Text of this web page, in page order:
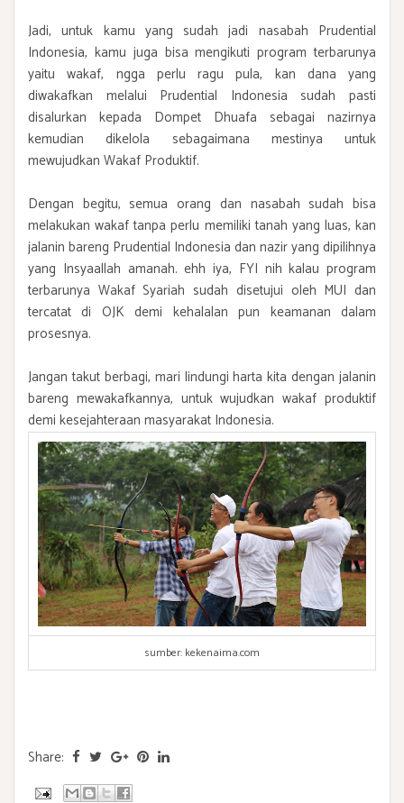
Jadi, untuk kamu yang sudah jadi nasabah Prudential
Indonesia, kamu juga bisa mengikuti program terbarunya
yaitu wakaf, ngga perlu ragu pula, kan dana yang
diwakafkan melalui Prudential Indonesia sudah pasti
disalurkan kepada Dompet Dhuafa sebagai nazirnya
kemudian dikelola sebagaimana mestinya untuk
mewujudkan Wakaf Produktif.
Dengan begitu, semua orang dan nasabah sudah bisa
melakukan wakaf tanpa perlu memiliki tanah yang luas, kan
jalanin bareng Prudential Indonesia dan nazir yang dipilihnya
yang Insyaallah amanah. ehh iya, FYI nih kalau program
terbarunya Wakaf Syariah sudah disetujui oleh MUI dan
tercatat di OJK demi kehalalan pun keamanan dalam
prosesnya.
Jangan takut berbagi, mari lindungi harta kita dengan jalanin
bareng mewakafkannya, untuk wujudkan wakaf produktif
demi kesejahteraan masyarakat Indonesia.
sumber: kekenaima.com
Share: